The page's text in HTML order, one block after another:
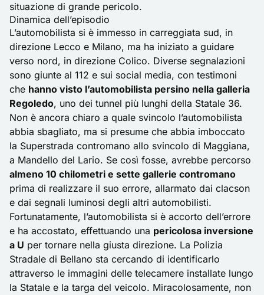
situazione di grande pericolo.
Dinamica dell’episodio
L’automobilista si è immesso in carreggiata sud, in
direzione Lecco e Milano, ma ha iniziato a guidare
verso nord, in direzione Colico. Diverse segnalazioni
sono giunte al 112 e sui social media, con testimoni
che hanno visto l’automobilista persino nella galleria
Regoledo, uno dei tunnel più lunghi della Statale 36.
Non è ancora chiaro a quale svincolo l’automobilista
abbia sbagliato, ma si presume che abbia imboccato
la Superstrada contromano allo svincolo di Maggiana,
a Mandello del Lario. Se così fosse, avrebbe percorso
almeno 10 chilometri e sette gallerie contromano
prima di realizzare il suo errore, allarmato dai clacson
e dai segnali luminosi degli altri automobilisti.
Fortunatamente, l’automobilista si è accorto dell’errore
e ha accostato, effettuando una pericolosa inversione
a U per tornare nella giusta direzione. La Polizia
Stradale di Bellano sta cercando di identificarlo
attraverso le immagini delle telecamere installate lungo
la Statale e la targa del veicolo. Miracolosamente, non